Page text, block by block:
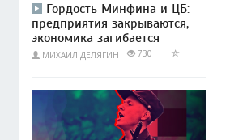
Гордость Минфина и ЦБ:
предприятия закрываются,
экономика загибается
МИХАИЛ ДЕЛЯГИН 730